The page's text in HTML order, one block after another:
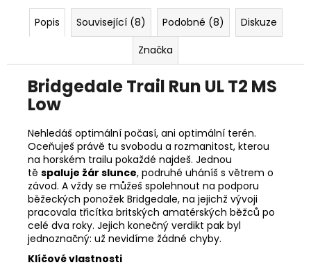
Popis Související (8) Podobné (8)
Diskuze
Značka
BridgedaleTrail Run UL T2 MS
Low
Nehledáš optimální počasí, ani optimální terén.
Oceňuješ právě tu svobodu a rozmanitost, kterou
na horském trailu pokaždé najdeš. Jednou
tě spaluje žár slunce, podruhé uháníš s větrem o
závod. A vždy se můžeš spolehnout na podporu
běžeckých ponožek Bridgedale, na jejichž vývoji
pracovala třicítka britských amatérských běžců po
celé dva roky. Jejich konečný verdikt pak byl
jednoznačný: už nevidíme žádné chyby.
Klíčové vlastnosti